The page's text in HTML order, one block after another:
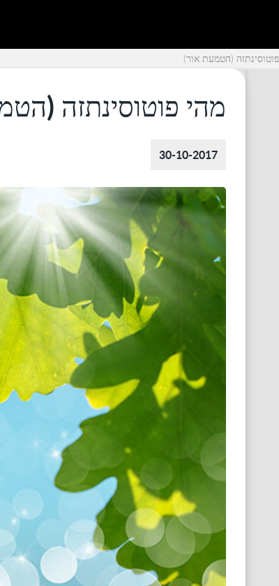
(הטמעת אור)
מהי פוטוסינתזה
30-10-2017